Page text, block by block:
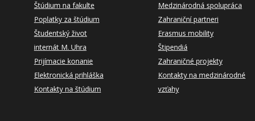
Štúdium na fakulte
Poplatky za štúdium
Študentský život
internát M. Uhra
Prijímacie konanie
Elektronická prihláška
Kontakty na štúdium
Medzinárodná spolupráca
Zahraniční partneri
Erasmus mobility
Štipendiá
Zahraničné projekty
Kontakty na medzinárodné
vzťahy